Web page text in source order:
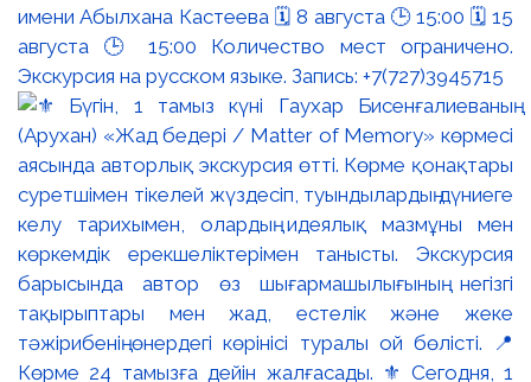
имени Абылхана Кастеева 🗓 8 августа 🕒 15:00 🗓 15
августа 🕒 15:00 Количество мест ограничено.
Экскурсия на русском языке. Запись: +7(727)3945715